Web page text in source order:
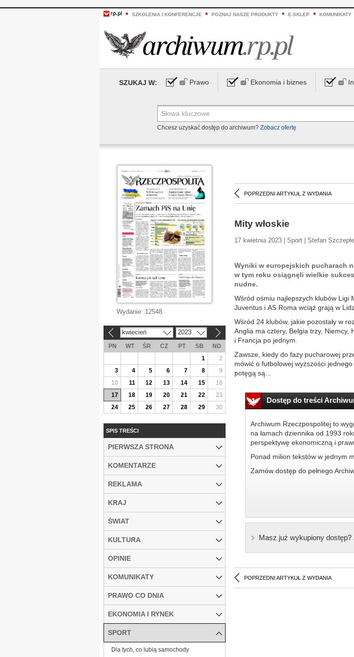
SZKOLENIA I KONFERENCJE POZNAJ NASZE PRODUKTY E-SKLEP KOMUNIKATY
SZUKAJ W: Prawo Ekonomia i biznes
Chcesz uzyskać dostęp do archiwum? Zobacz ofertę
POPRZEDNI ARTYKUŁ Z WYDANIA
Mity włoskie
17 kwietnia 2023 | Sport | Stefan
Wyniki w europejskich pucharach
w tym roku osiągnęli wielkie
nudne.
Wśród ośmiu najlepszych klubów Ligi
Juventus i AS Roma wciąż grają w
Wśród 24 klubów, jakie pozostały w
Anglia ma cztery, Belgia trzy, Niemcy,
i Francja po jednym.
Zawsze, kiedy do fazy pucharowej
mówić o futbolowej wyższości
potęgą są...
Dostęp do treści
Archiwum Rzeczpospolitej to
na łamach dziennika od 1993
perspektywę ekonomiczną i
Ponad milion tekstów w jednym
Zamów dostęp do pełnego
Masz już wykupiony dostęp?
POPRZEDNI ARTYKUŁ Z WYDANIA
Wydanie: 12548
kwiecień 2023
PN WT ŚR CZ PT SB
ND
1
2
3
4 5 6 7 8
9
10
11 12 13 14 15
16
17
18 19 20 21 22
23
24
25 26 27 28 29 30
SPIS TREŚCI
PIERWSZA STRONA
KOMENTARZE
REKLAMA
KRAJ
ŚWIAT
KULTURA
OPINIE
KOMUNIKATY
PRAWO CO DNIA
EKONOMIA I RYNEK
SPORT
Dla tych, co lubią samochody